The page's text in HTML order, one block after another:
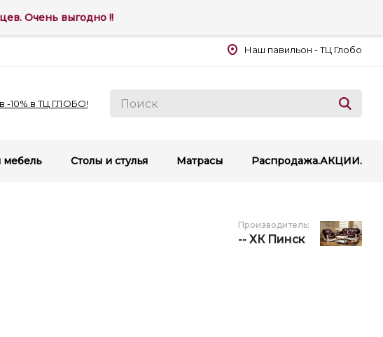
Наш павильон - ТЦ Глобо
-10% в ТЦ ГЛОБО!
мебель Столы и стулья Матрасы Распродажа.АКЦИИ.
Производитель:
-- ХК Пинск
Очень выгодно !!